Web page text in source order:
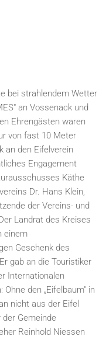
bei strahlendem Wetter
an Vossenack und
Ehrengästen waren
von fast 10 Meter
an den Eifelverein
Engagement
Käthe
Dr. Hans Klein,
der Vereins- und
Landrat des Kreises
einem
Geschenk des
gab an die Touristiker
Internationalen
den „Eifelbaum" in
nicht aus der Eifel
Gemeinde
Reinhold Niessen